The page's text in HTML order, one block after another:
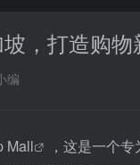
，打造购物
编
Mall
，这是一个